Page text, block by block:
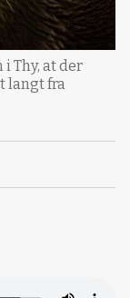
Thy, at der
langt fra